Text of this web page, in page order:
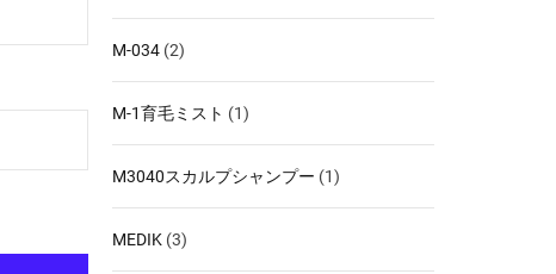
M-034 (2)
M-1育毛ミスト (1)
M3040スカルプシャンプー (1)
MEDIK (3)